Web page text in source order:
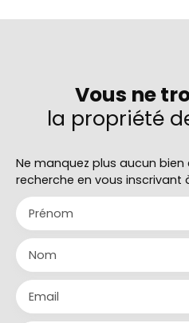
Vous ne
la propriété
Ne manquez plus aucun
recherche en vous inscrivant
Prénom
Nom
Email